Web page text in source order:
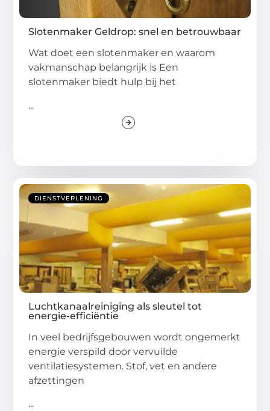
Slotenmaker Geldrop: snel en betrouwbaar
Wat doet een slotenmaker en waarom
vakmanschap belangrijk is Een
slotenmaker biedt hulp bij het
...
DIENSTVERLENING
Luchtkanaalreiniging als sleutel tot
energie-efficiëntie
In veel bedrijfsgebouwen wordt ongemerkt
energie verspild door vervuilde
ventilatiesystemen. Stof, vet en andere
afzettingen
...